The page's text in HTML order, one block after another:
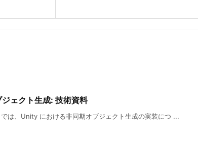
ェクト生成: 技術資料
は、Unity における非同期オブジェクト生成の実装につ ...